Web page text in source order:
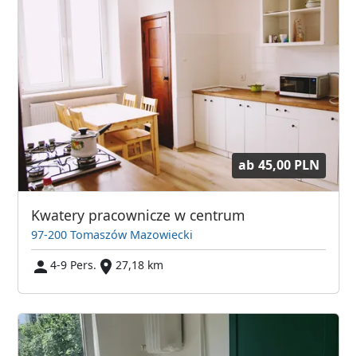
ab 45,00 PLN
Kwatery pracownicze w centrum
97-200 Tomaszów Mazowiecki
4-9 Pers.
27,18 km